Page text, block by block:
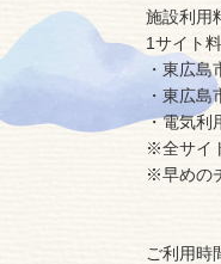
施設利用
1サイト
・東広
・東広
・電気利
※全サイ
※早めの
ご利用時